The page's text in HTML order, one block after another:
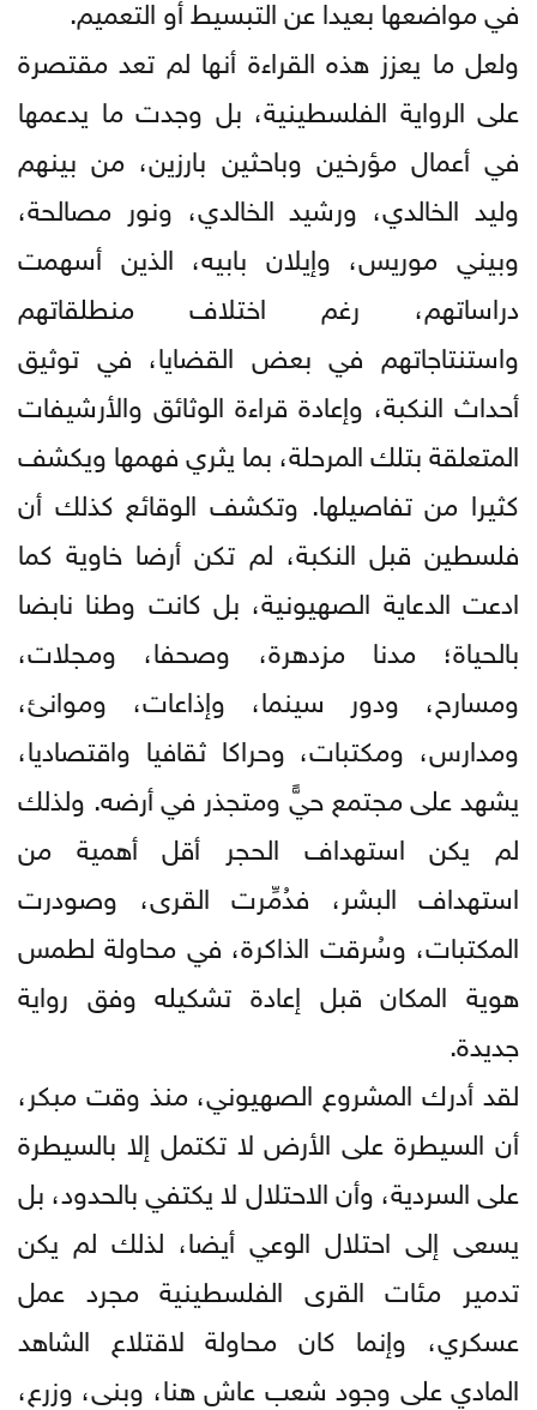
ولعل ما يعزز هذه القراءة أنها لم تعد مقتصرة
على الرواية الفلسطينية، بل وجدت ما يدعمها
في أعمال مؤرخين وباحثين بارزين، من بينهم
وليد الخالدي، ورشيد الخالدي، ونور مصالحة،
وبيني موريس، وإيلان بابيه، الذين أسهمت
دراساتهم، رغم اختلاف منطلقاتهم
واستنتاجاتهم في بعض القضايا، في توثيق
أحداث النكبة، وإعادة قراءة الوثائق والأرشيفات
المتعلقة بتلك المرحلة، بما يثري فهمها ويكشف
كثيرا من تفاصيلها. وتكشف الوقائع كذلك أن
فلسطين قبل النكبة، لم تكن أرضا خاوية كما
ادعت الدعاية الصهيونية، بل كانت وطنا نابضا
بالحياة؛ مدنا مزدهرة، وصحفا، ومجلات،
ومسارح، ودور سينما، وإذاعات، وموانئ،
ومدارس، ومكتبات، وحراكا ثقافيا واقتصاديا،
يشهد على مجتمع حيٍّ ومتجذر في أرضه. ولذلك
لم يكن استهداف الحجر أقل أهمية من
استهداف البشر، فدُمِّرت القرى، وصودرت
المكتبات، وسُرقت الذاكرة، في محاولة لطمس
هوية المكان قبل إعادة تشكيله وفق رواية
جديدة.
لقد أدرك المشروع الصهيوني، منذ وقت مبكر،
أن السيطرة على الأرض لا تكتمل إلا بالسيطرة
على السردية، وأن الاحتلال لا يكتفي بالحدود، بل
يسعى إلى احتلال الوعي أيضا، لذلك لم يكن
تدمير مئات القرى الفلسطينية مجرد عمل
عسكري، وإنما كان محاولة لاقتلاع الشاهد
المادي على وجود شعب عاش هنا، وبنى، وزرع،